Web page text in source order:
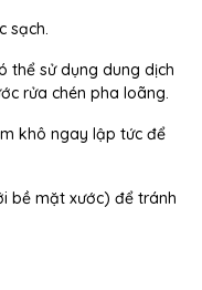
sạch.
thể sử dụng dung dịch
rửa chén pha loãng.
khô ngay lập tức để
bề mặt xước) để tránh